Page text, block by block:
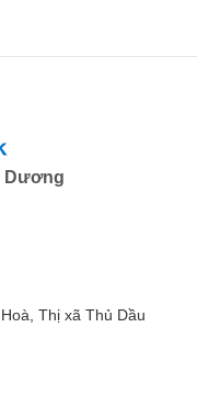
Dương
Thị xã Thủ Dầu